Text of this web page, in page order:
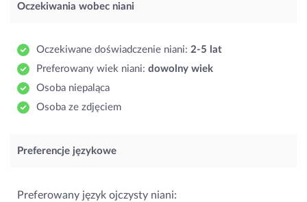
Oczekiwania wobec niani
Oczekiwane doświadczenie niani: 2-5 lat
Preferowany wiek niani: dowolny wiek
Osoba niepaląca
Osoba ze zdjęciem
Preferencje językowe
Preferowany język ojczysty niani: